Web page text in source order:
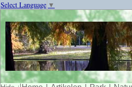
Select Language ▼